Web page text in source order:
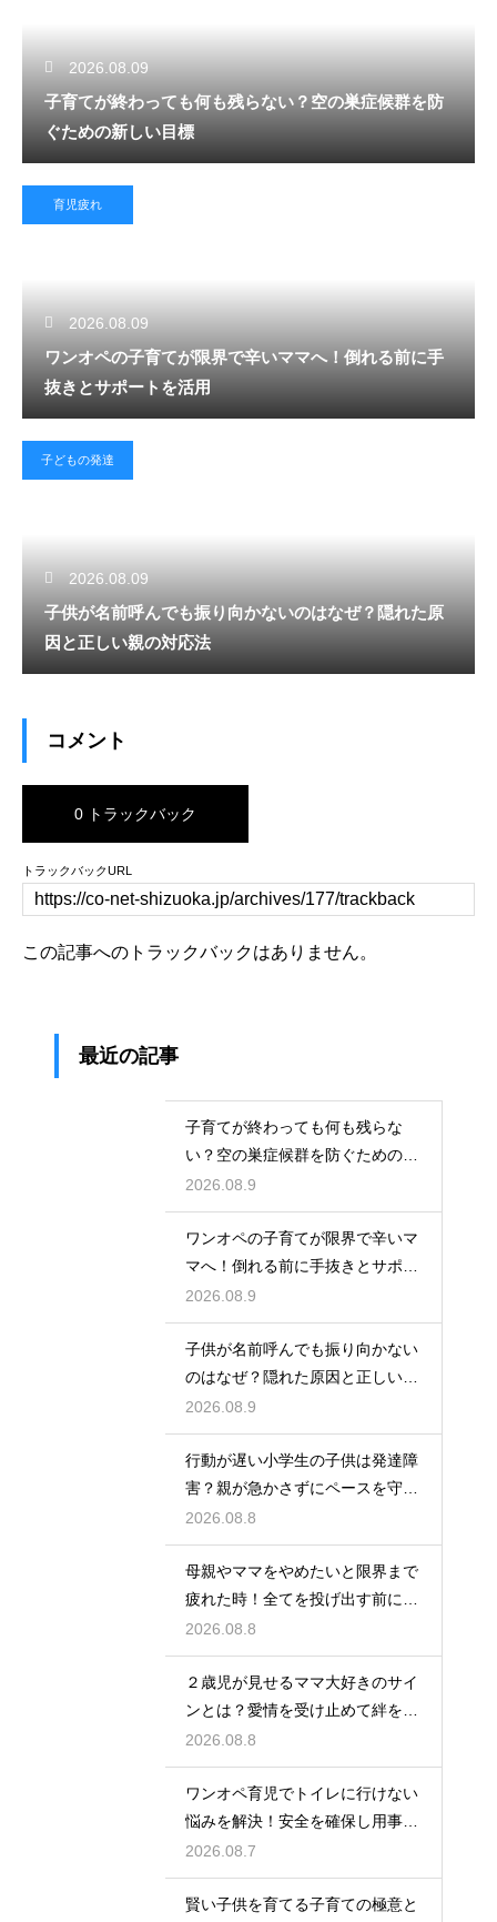
2026.08.09
子育てが終わっても何も残らない？空の巣症候群を防
ぐための新しい目標
育児疲れ
2026.08.09
ワンオペの子育てが限界で辛いママへ！倒れる前に手
抜きとサポートを活用
子どもの発達
2026.08.09
子供が名前呼んでも振り向かないのはなぜ？隠れた原
因と正しい親の対応法
コメント
0 トラックバック
トラックバックURL
この記事へのトラックバックはありません。
最近の記事
子育てが終わっても何も残らな
い？空の巣症候群を防ぐための新
しい目標
2026.08.9
ワンオペの子育てが限界で辛いマ
マへ！倒れる前に手抜きとサポー
トを活用
2026.08.9
子供が名前呼んでも振り向かない
のはなぜ？隠れた原因と正しい親
の対応法
2026.08.9
行動が遅い小学生の子供は発達障
害？親が急かさずにペースを守る
サポート
2026.08.8
母親やママをやめたいと限界まで
疲れた時！全てを投げ出す前に試
す休息法
2026.08.8
２歳児が見せるママ大好きのサイ
ンとは？愛情を受け止めて絆を深
める方法
2026.08.8
ワンオペ育児でトイレに行けない
悩みを解決！安全を確保し用事を
済ませる
2026.08.7
賢い子供を育てる子育ての極意と